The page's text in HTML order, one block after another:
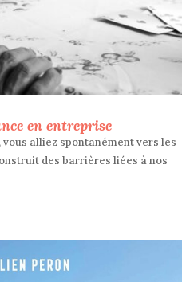
en entreprise
alliez spontanément vers les
des barrières liées à nos